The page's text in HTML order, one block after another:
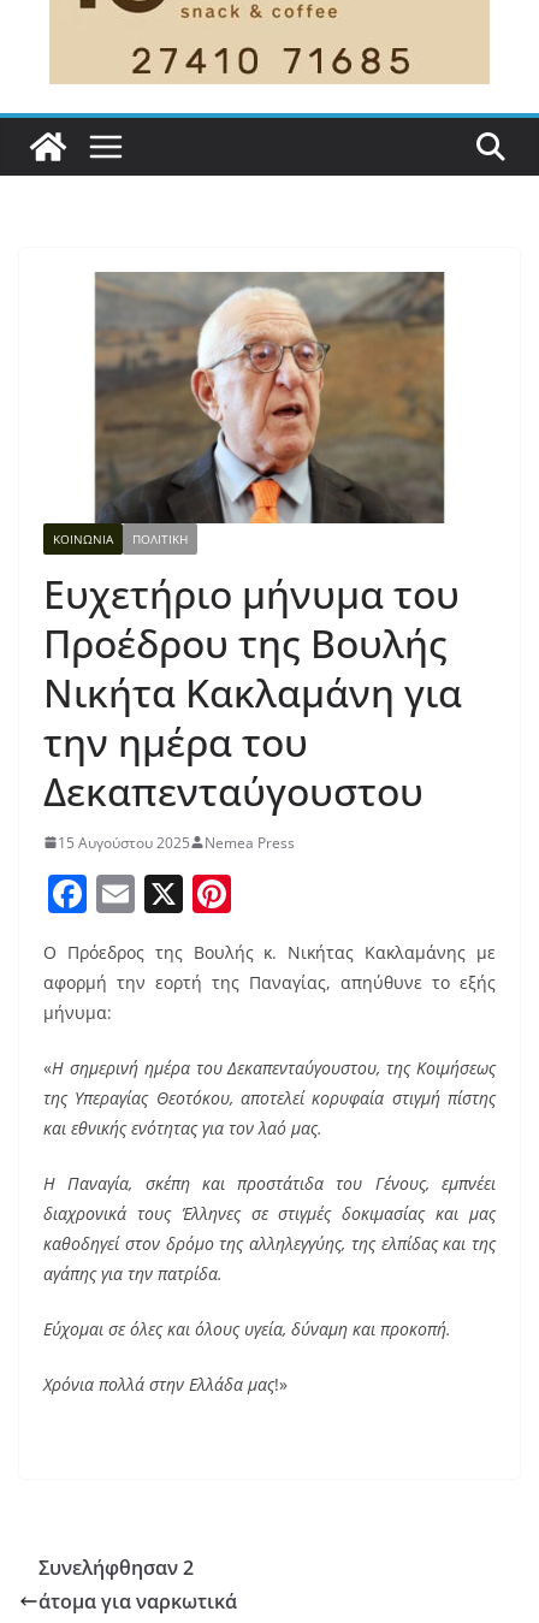
ΚΟΙΝΩΝΙΑ ΠΟΛΙΤΙΚΗ
Ευχετήριο μήνυμα του
Προέδρου της Βουλής
Νικήτα Κακλαμάνη για
την ημέρα του
Δεκαπενταύγουστου
15 Αυγούστου 2025 Nemea Press
F
a
c
e
o
o
E
ai
X
nt
er
e
Ο Πρόεδρος της Βουλής κ. Νικήτας Κακλαμάνης με
αφορμή την εορτή της Παναγίας, απηύθυνε το εξής
μήνυμα:
«Η σημερινή ημέρα του Δεκαπενταύγουστου, της Κοιμήσεως
της Υπεραγίας Θεοτόκου, αποτελεί κορυφαία στιγμή πίστης
και εθνικής ενότητας για τον λαό μας.
Η Παναγία, σκέπη και προστάτιδα του Γένους, εμπνέει
διαχρονικά τους Έλληνες σε στιγμές δοκιμασίας και μας
καθοδηγεί στον δρόμο της αλληλεγγύης, της ελπίδας και της
αγάπης για την πατρίδα.
Εύχομαι σε όλες και όλους υγεία, δύναμη και προκοπή.
Χρόνια πολλά στην Ελλάδα μας!»
Συνελήφθησαν 2
άτομα για ναρκωτικά